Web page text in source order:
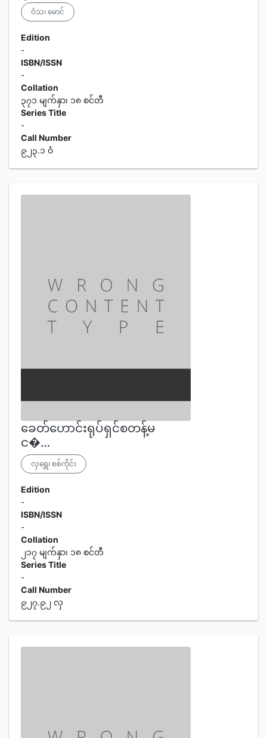
ဝံသ၊ မောင်
Edition
-
ISBN/ISSN
-
Collation
၃၇၁ မျက်နှာ၊ ၁၈ စင်တီ
Series Title
-
Call Number
၉၂၃.၁ ဝံ
ခေတ်ဟောင်းရုပ်ရှင်စတန့်မ
င�…
လှရွှေ၊ စစ်ကိုင်း
Edition
-
ISBN/ISSN
-
Collation
၂၁၇ မျက်နှာ၊ ၁၈ စင်တီ
Series Title
-
Call Number
၉၂၇.၉၂ လှ